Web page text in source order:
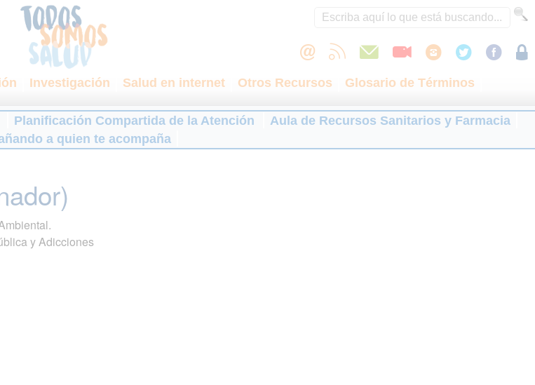
Investigación Salud en internet Otros Recursos
Glosario de Términos
Planificación Compartida de la Atención
Aula de Recursos Sanitarios y Farmacia
a quien te acompaña
y Adicciones